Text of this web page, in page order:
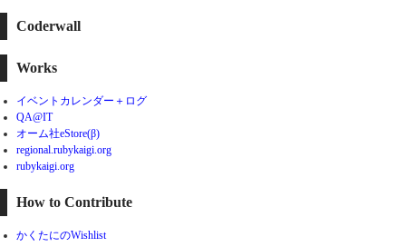
Coderwall
Works
イベントカレンダー＋ログ
QA@IT
オーム社eStore(β)
regional.rubykaigi.org
rubykaigi.org
How to Contribute
かくたにのWishlist